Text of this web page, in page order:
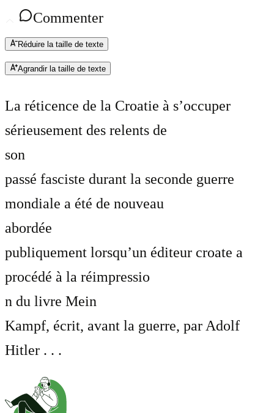
Commenter
Réduire la taille de texte
Agrandir la taille de texte
La réticence de la Croatie à s’occuper
sérieusement des relents de
son
passé fasciste durant la seconde guerre
mondiale a été de nouveau
abordée
publiquement lorsqu’un éditeur croate a
procédé à la réimpressio
n du livre Mein
Kampf, écrit, avant la guerre, par Adolf
Hitler . . .